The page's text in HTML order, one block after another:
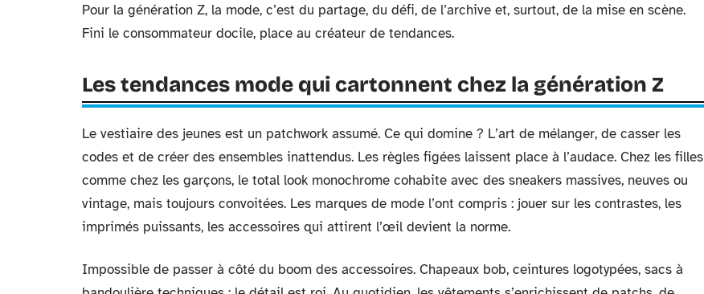
Pour la génération Z, la mode, c’est du partage, du défi, de l’archive et, surtout, de la mise en scène.
Fini le consommateur docile, place au créateur de tendances.
Les tendances mode qui cartonnent chez la génération Z
Le vestiaire des jeunes est un patchwork assumé. Ce qui domine ? L’art de mélanger, de casser les
codes et de créer des ensembles inattendus. Les règles figées laissent place à l’audace. Chez les filles
comme chez les garçons, le total look monochrome cohabite avec des sneakers massives, neuves ou
vintage, mais toujours convoitées. Les marques de mode l’ont compris : jouer sur les contrastes, les
imprimés puissants, les accessoires qui attirent l’œil devient la norme.
Impossible de passer à côté du boom des accessoires. Chapeaux bob, ceintures logotypées, sacs à